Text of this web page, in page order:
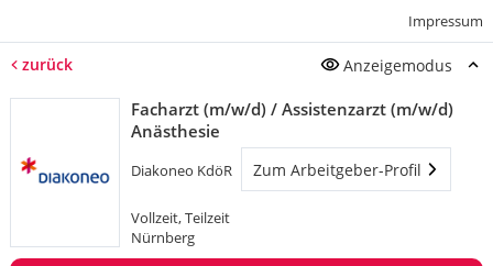
Impressum
zurück Anzeigemodus
Facharzt (m/w/d) / Assistenzarzt (m/w/d)
Anästhesie
Diakoneo KdöR Zum Arbeitgeber-Profil
Vollzeit, Teilzeit
Nürnberg